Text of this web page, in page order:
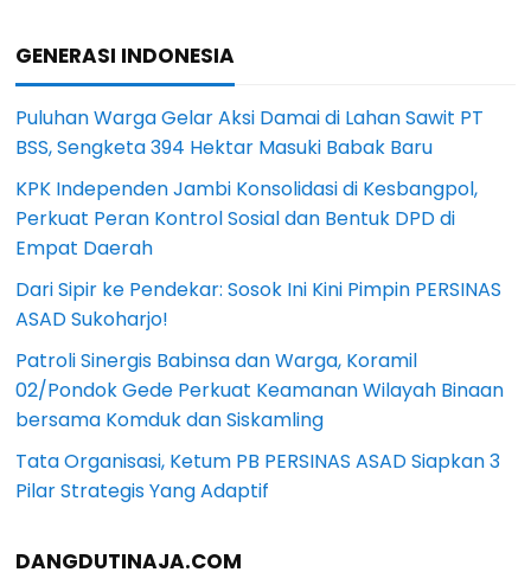
GENERASI INDONESIA
Puluhan Warga Gelar Aksi Damai di Lahan Sawit PT
BSS, Sengketa 394 Hektar Masuki Babak Baru
KPK Independen Jambi Konsolidasi di Kesbangpol,
Perkuat Peran Kontrol Sosial dan Bentuk DPD di
Empat Daerah
Dari Sipir ke Pendekar: Sosok Ini Kini Pimpin PERSINAS
ASAD Sukoharjo!
Patroli Sinergis Babinsa dan Warga, Koramil
02/Pondok Gede Perkuat Keamanan Wilayah Binaan
bersama Komduk dan Siskamling
Tata Organisasi, Ketum PB PERSINAS ASAD Siapkan 3
Pilar Strategis Yang Adaptif
DANGDUTINAJA.COM